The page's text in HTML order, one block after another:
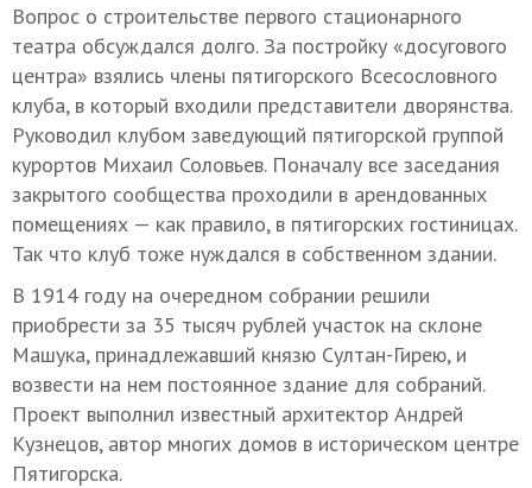
Вопрос о строительстве первого стационарного
театра обсуждался долго. За постройку «досугового
центра» взялись члены пятигорского Всесословного
клуба, в который входили представители дворянства.
Руководил клубом заведующий пятигорской группой
курортов Михаил Соловьев. Поначалу все заседания
закрытого сообщества проходили в арендованных
помещениях — как правило, в пятигорских гостиницах.
Так что клуб тоже нуждался в собственном здании.
В 1914 году на очередном собрании решили
приобрести за 35 тысяч рублей участок на склоне
Машука, принадлежавший князю Султан-Гирею, и
возвести на нем постоянное здание для собраний.
Проект выполнил известный архитектор Андрей
Кузнецов, автор многих домов в историческом центре
Пятигорска.